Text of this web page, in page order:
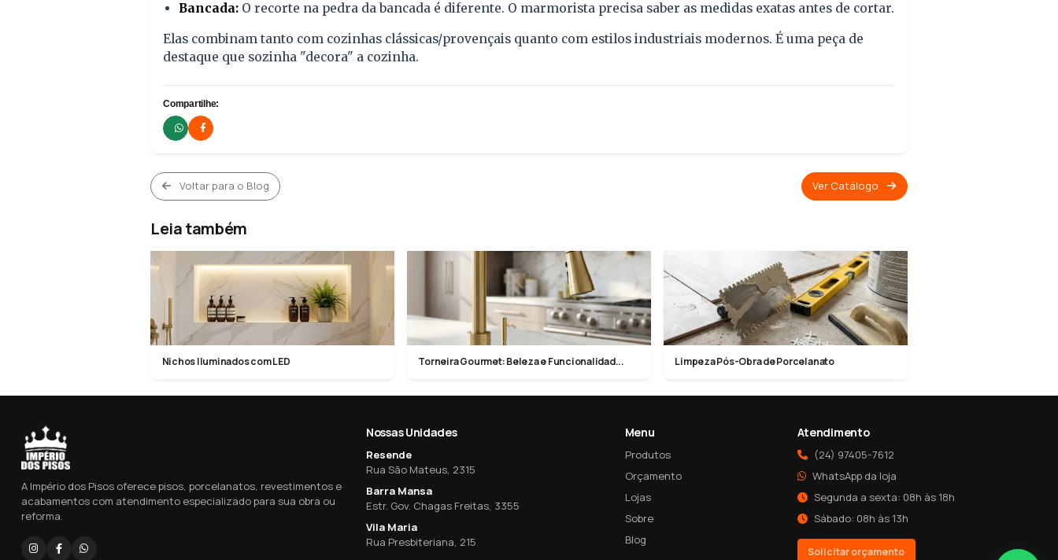
Bancada: O recorte na pedra da bancada é diferente. O marmorista precisa saber as medidas exatas antes de cortar.
Elas combinam tanto com cozinhas clássicas/provençais quanto com estilos industriais modernos. É uma peça de
destaque que sozinha "decora" a cozinha.
Compartilhe:
Voltar para o Blog Ver Catálogo
Leia também
Nichos Iluminados com LED Torneira Gourmet: Beleza e Funcionalidad... Limpeza Pós-Obra de Porcelanato
A Império dos Pisos oferece pisos, porcelanatos, revestimentos e
acabamentos com atendimento especializado para sua obra ou
reforma.
Nossas Unidades
Resende
Rua São Mateus, 2315
Barra Mansa
Estr. Gov. Chagas Freitas, 3355
Vila Maria
Rua Presbiteriana, 215
Menu
Produtos
Orçamento
Lojas
Sobre
Blog
Atendimento
(24) 97405-7612
WhatsApp da loja
Segunda a sexta: 08h às 18h
Sábado: 08h às 13h
Solicitar orçamento